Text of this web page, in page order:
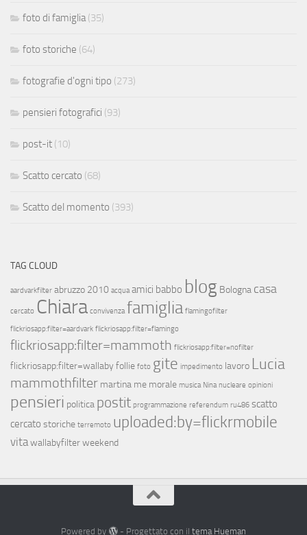
foto di famiglia(35)
foto storiche (64)
fotografie d'ogni tipo (273)
pensieri fotografici (93)
post-it (10)
Scatto cercato (68)
Scatto del momento (393)
TAG CLOUD
aardvarkfilter abruzzo 2010 acqua amici babbo blog Bologna casa
cercato Chiara convivenza famiglia flamingofilter
flickriosapp:filter=aardvark flickriosapp:filter=flamingo
flickriosapp:filter=mammoth flickriosapp:filter=nofilter
flickriosapp:filter=wallaby follie foto gite impedimento lavoro Lucia
mammothfilter martina me morale musica Nina nucleare opinioni
pensieri politica postit programmazione referendum ru486 scatto
cercato storiche terremoto uploaded:by=flickrmobile
vitawallabyfilterweekend
Powered by - Progettato con il tema Hueman